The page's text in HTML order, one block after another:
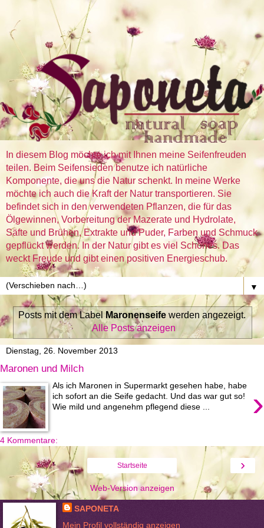
In diesem Blog möchte ich mit Ihnen meine Seifenfreuden
teilen. Beim Seifensieden benutze ich natürliche
Komponente, die uns die Natur schenkt. In meine Werke
möchte ich auch die Kraft der Natur transportieren. Sie
befindet sich in den verwendeten Pflanzen, die für das
Ölgewinnen, Vorbereitung der Mazerate und Hydrolate,
Säfte und Brühen, Extrakte und Puder, Farben und Schmuck
gepflückt werden. In der Natur gibt es viel Schönes. Das
weckt Freude und gibt einen positiven Energieschub.
▼
Posts mit dem Label Maronenseife werden angezeigt.
Alle Posts anzeigen
Dienstag, 26. November 2013
Maronen und Milch
›
Als ich Maronen in Supermarkt gesehen habe, habe
ich sofort an die Seife gedacht. Und das war gut so!
Wie mild und angenehm pflegend diese ...
4 Kommentare:
›
Startseite
Web-Version anzeigen
SAPONETA
Mein Profil vollständig anzeigen